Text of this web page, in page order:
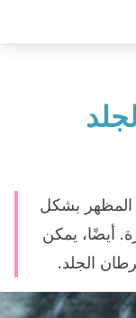
المظهر بشكل
أيضًا، يمكن
الجلد.